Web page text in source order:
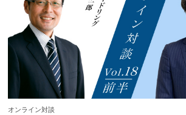
オンライン対談